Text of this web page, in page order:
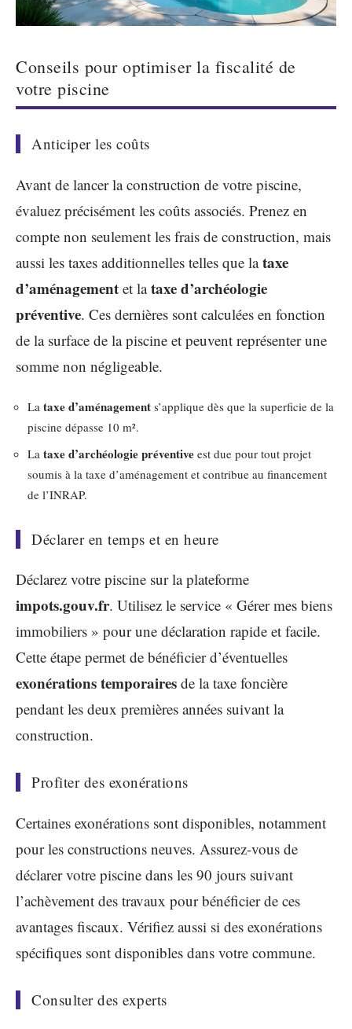
Conseils pour optimiser la fiscalité de
votre piscine
Anticiper les coûts
Avant de lancer la construction de votre piscine,
évaluez précisément les coûts associés. Prenez en
compte non seulement les frais de construction, mais
aussi les taxes additionnelles telles que lataxe
d’aménagement et lataxe d’archéologie
préventive. Ces dernières sont calculées en fonction
de la surface de la piscine et peuvent représenter une
somme non négligeable.
La taxe d’aménagement s’applique dès que la superficie de la
piscine dépasse 10 m².
La taxe d’archéologie préventive est due pour tout projet
soumis à la taxe d’aménagement et contribue au financement
de l’INRAP.
Déclarer en temps et en heure
Déclarez votre piscine sur la plateforme
impots.gouv.fr. Utilisez le service « Gérer mes biens
immobiliers » pour une déclaration rapide et facile.
Cette étape permet de bénéficier d’éventuelles
exonérations temporaires de la taxe foncière
pendant les deux premières années suivant la
construction.
Profiter des exonérations
Certaines exonérations sont disponibles, notamment
pour les constructions neuves. Assurez-vous de
déclarer votre piscine dans les 90 jours suivant
l’achèvement des travaux pour bénéficier de ces
avantages fiscaux. Vérifiez aussi si des exonérations
spécifiques sont disponibles dans votre commune.
Consulter des experts